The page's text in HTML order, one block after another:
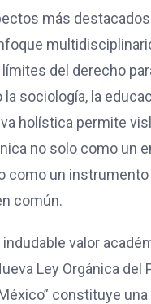
más
del derecho
sociología, la
holística permite
no solo como un
como un instrumento
común.
valor
Ley Orgánica del
constituye